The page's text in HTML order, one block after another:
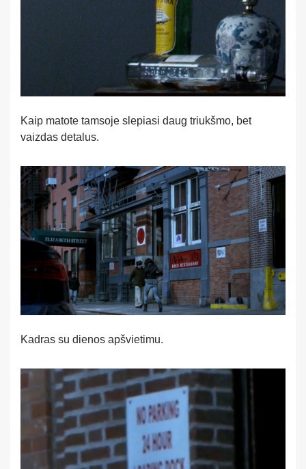
Kaip matote tamsoje slepiasi daug triukšmo, bet
vaizdas detalus.
Kadras su dienos apšvietimu.